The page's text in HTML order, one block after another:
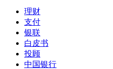
理财
支付
银联
白皮书
投顾
中国银行